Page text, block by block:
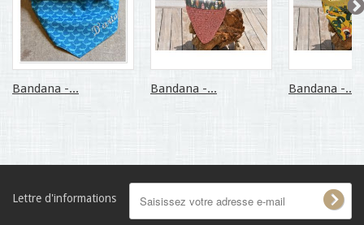
Bandana -... Bandana -... Bandana -...
Lettre d'informations